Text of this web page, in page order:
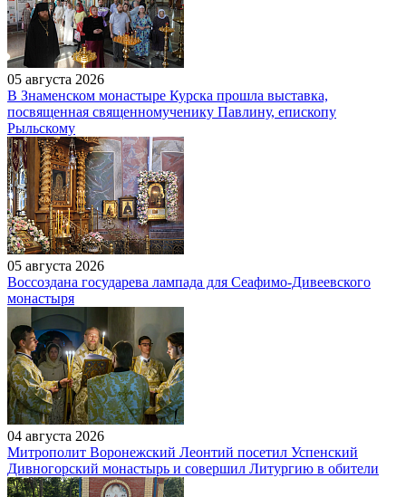
05 августа 2026
В Знаменском монастыре Курска прошла выставка,
посвященная священномученику Павлину, епископу
Рыльскому
05 августа 2026
Воссоздана государева лампада для Сеафимо-Дивеевского
монастыря
04 августа 2026
Митрополит Воронежский Леонтий посетил Успенский
Дивногорский монастырь и совершил Литургию в обители